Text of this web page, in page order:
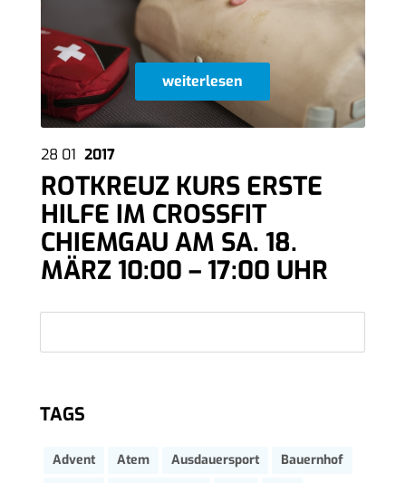
weiterlesen
28 01 2017
ROTKREUZ KURS ERSTE
HILFE IM CROSSFIT
CHIEMGAU AM SA. 18.
MÄRZ 10:00 – 17:00 UHR
TAGS
Advent Atem Ausdauersport
Bauernhof